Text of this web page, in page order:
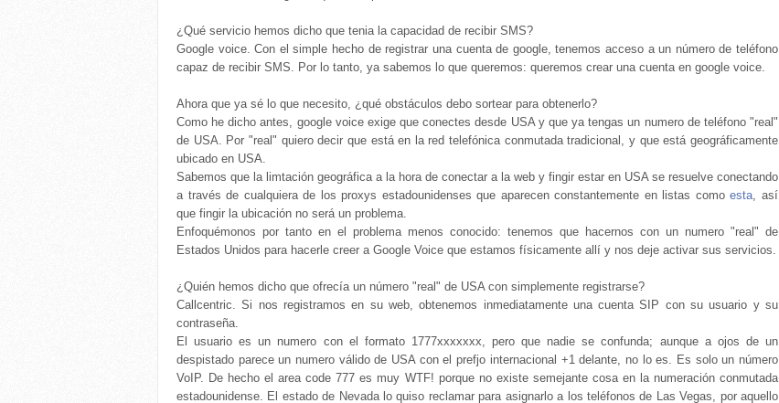
¿Qué servicio hemos dicho que tenia la capacidad de recibir SMS?
Google voice. Con el simple hecho de registrar una cuenta de google, tenemos acceso a un número de teléfono
capaz de recibir SMS. Por lo tanto, ya sabemos lo que queremos: queremos crear una cuenta en google voice.
Ahora que ya sé lo que necesito, ¿qué obstáculos debo sortear para obtenerlo?
Como he dicho antes, google voice exige que conectes desde USA y que ya tengas un numero de teléfono "real"
de USA. Por "real" quiero decir que está en la red telefónica conmutada tradicional, y que está geográficamente
ubicado en USA.
Sabemos que la limtación geográfica a la hora de conectar a la web y fingir estar en USA se resuelve conectando
a través de cualquiera de los proxys estadounidenses que aparecen constantemente en listas comoesta, así
que fingir la ubicación no será un problema.
Enfoquémonos por tanto en el problema menos conocido: tenemos que hacernos con un numero "real" de
Estados Unidos para hacerle creer a Google Voice que estamos físicamente allí y nos deje activar sus servicios.
¿Quién hemos dicho que ofrecía un número "real" de USA con simplemente registrarse?
Callcentric. Si nos registramos en su web, obtenemos inmediatamente una cuenta SIP con su usuario y su
contraseña.
El usuario es un numero con el formato 1777xxxxxxx, pero que nadie se confunda; aunque a ojos de un
despistado parece un numero válido de USA con el prefjo internacional +1 delante, no lo es. Es solo un número
VoIP. De hecho el area code 777 es muy WTF! porque no existe semejante cosa en la numeración conmutada
estadounidense. El estado de Nevada lo quiso reclamar para asignarlo a los teléfonos de Las Vegas, por aquello